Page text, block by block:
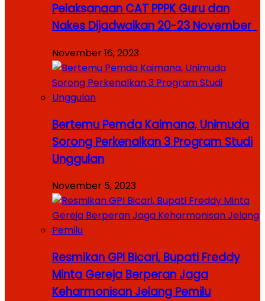
Pelaksanaan CAT PPPK Guru dan
Nakes Dijadwalkan 20-23 November
November 16, 2023
Bertemu Pemda Kaimana, Unimuda
Sorong Perkenalkan 3 Program Studi
Unggulan
November 5, 2023
Resmikan GPI Bicari, Bupati Freddy
Minta Gereja Berperan Jaga
Keharmonisan Jelang Pemilu